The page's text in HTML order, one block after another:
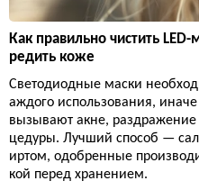
Как правильно чистить
редить коже
Светодиодные маски
аждого использования,
вызывают акне,
цедуры. Лучший способ —
иртом, одобренные
кой перед хранением.